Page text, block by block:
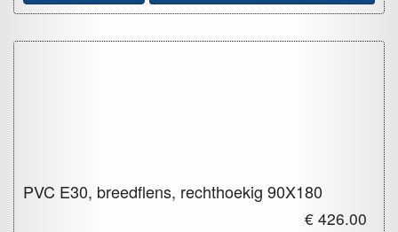
PVC E30, breedflens, rechthoekig 90X180
€ 426.00